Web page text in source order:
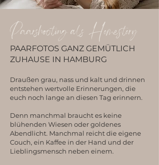
Paarshooting als Homestory
PAARFOTOS GANZ GEMÜTLICH
ZUHAUSE IN HAMBURG
Draußen grau, nass und kalt und drinnen
entstehen wertvolle Erinnerungen, die
euch noch lange an diesen Tag erinnern.
Denn manchmal braucht es keine
blühenden Wiesen oder goldenes
Abendlicht. Manchmal reicht die eigene
Couch, ein Kaffee in der Hand und der
Lieblingsmensch neben einem.